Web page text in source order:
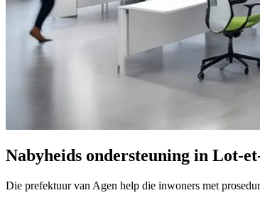
Nabyheids ondersteuning in Lot-
Die prefektuur van Agen help die inwoners met